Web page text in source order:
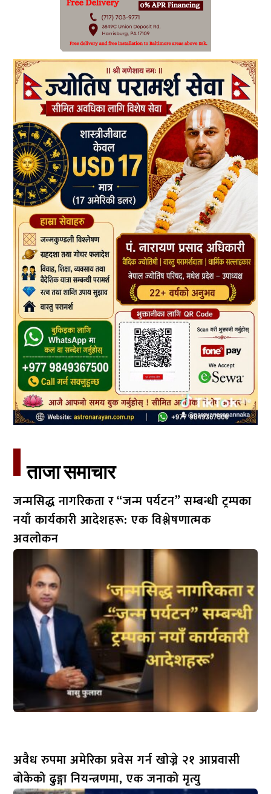
ताजा समाचार​
जन्मसिद्ध नागरिकता र “जन्म पर्यटन” सम्बन्धी ट्रम्पका
नयाँ कार्यकारी आदेशहरू: एक विश्लेषणात्मक
अवलोकन
अवैध रुपमा अमेरिका प्रवेस गर्न खोज्ने २१ आप्रवासी
बोकेको ढुङ्गा नियन्त्रणमा, एक जनाको मृत्यु